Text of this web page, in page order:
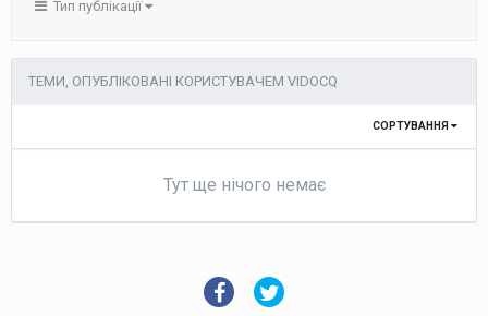
Тип публікації
ТЕМИ, ОПУБЛІКОВАНІ КОРИСТУВАЧЕМ VIDOCQ
СОРТУВАННЯ
Тут ще нічого немає